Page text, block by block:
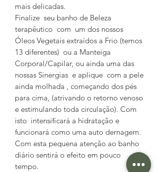
mais delicadas.
Finalize seu banho de Beleza
terapêutico com um dos nossos
Óleos Vegetais extraídos a Frio (temos
13 diferentes) ou a Manteiga
Corporal/Capilar, ou ainda uma das
nossas Sinergias e aplique com a pele
ainda molhada , começando dos pés
para cima, (atrivando o retorno venoso
e estimulando toda circulação). Com
isto intensificará a hidratação e
funcionará como uma auto dernagem.
Com esta pequena atenção ao banho
diário sentirá o efeito em pouco
tempo.